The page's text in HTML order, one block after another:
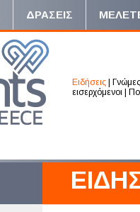
ΔΡΑΣΕΙΣ
Ειδήσεις
Γνώμες
εισερχόμενοι